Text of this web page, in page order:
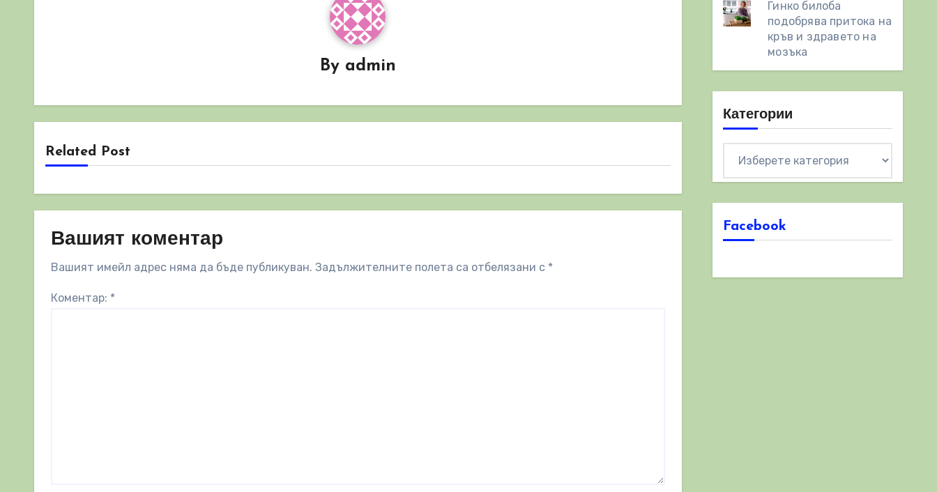
By admin
Related Post
Вашият коментар
Вашият имейл адрес няма да бъде публикуван. Задължителните полета са отбелязани с *
Коментар: *
Гинко билоба
подобрява притока на
кръв и здравето на
мозъка
Категории
Facebook